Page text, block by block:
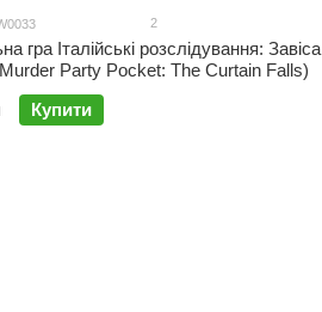
2
гра Італійські розслідування: Завіса
Party Pocket: The Curtain Falls)
Купити